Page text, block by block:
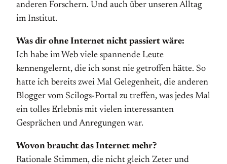
anderen Forschern. Und auch über unseren Alltag
im Institut.
Was dir ohne Internet nicht passiert wäre:
Ich habe im Web viele spannende Leute
kennengelernt, die ich sonst nie getroffen hätte. So
hatte ich bereits zwei Mal Gelegenheit, die anderen
Blogger vom Scilogs-Portal zu treffen, was jedes Mal
ein tolles Erlebnis mit vielen interessanten
Gesprächen und Anregungen war.
Wovon braucht das Internet mehr?
Rationale Stimmen, die nicht gleich Zeter und